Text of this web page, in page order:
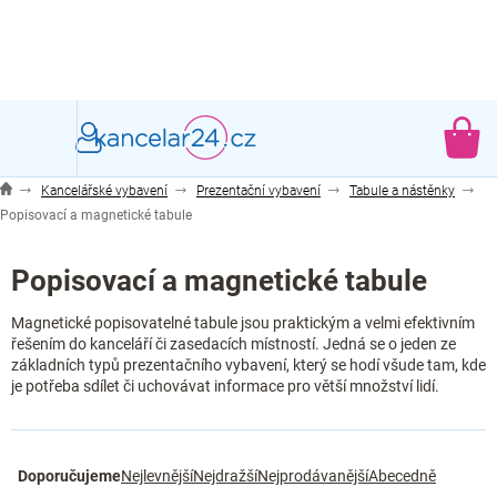
Kancelářské vybavení Prezentační vybavení
Tabule a nástěnky
Popisovací a magnetické tabule
Popisovací a magnetické tabule
Magnetické popisovatelné tabule jsou praktickým a velmi efektivním
řešením do kanceláří či zasedacích místností. Jedná se o jeden ze
základních typů prezentačního vybavení, který se hodí všude tam, kde
je potřeba sdílet či uchovávat informace pro větší množství lidí.
a
DoporučujemeNejlevnějšíNejdražšíNejprodávanějšíAbecedně